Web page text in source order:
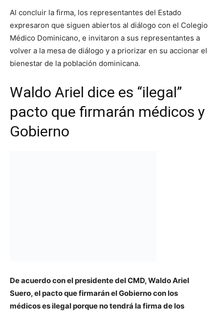
Al concluir la firma, los representantes del Estado
expresaron que siguen abiertos al diálogo con el Colegio
Médico Dominicano, e invitaron a sus representantes a
volver a la mesa de diálogo y a priorizar en su accionar el
bienestar de la población dominicana.
Waldo Ariel dice es “ilegal”
pacto que firmarán médicos y
Gobierno
De acuerdo con el presidente del CMD, Waldo Ariel
Suero, el pacto que firmarán el Gobierno con los
médicos es ilegal porque no tendrá la firma de los